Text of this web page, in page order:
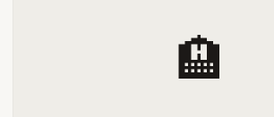
🏨